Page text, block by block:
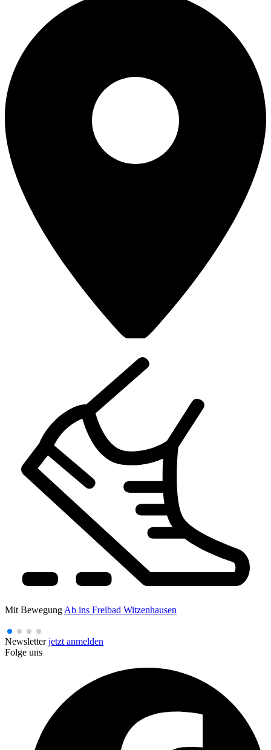
Mit BewegungAb ins Freibad Witzenhausen
Newsletterjetzt anmelden
Folge uns